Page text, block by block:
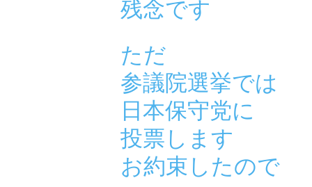
残念です
ただ
参議院選挙では
日本保守党に
投票します
お約束したので